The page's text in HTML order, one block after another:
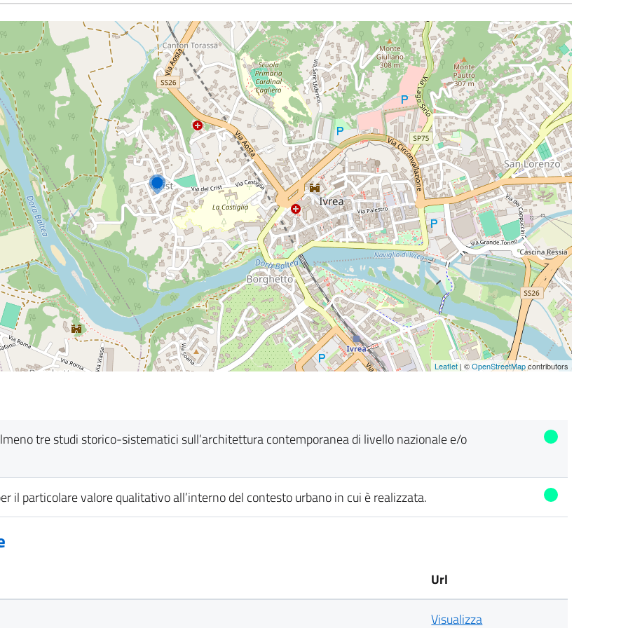
Leaflet| ©OpenStreetMapcontributors
tre studi storico-sistematici sull’architettura contemporanea di livello nazionale e/o
il particolare valore qualitativo all’interno del contesto urbano in cui è realizzata.
Url
Visualizza